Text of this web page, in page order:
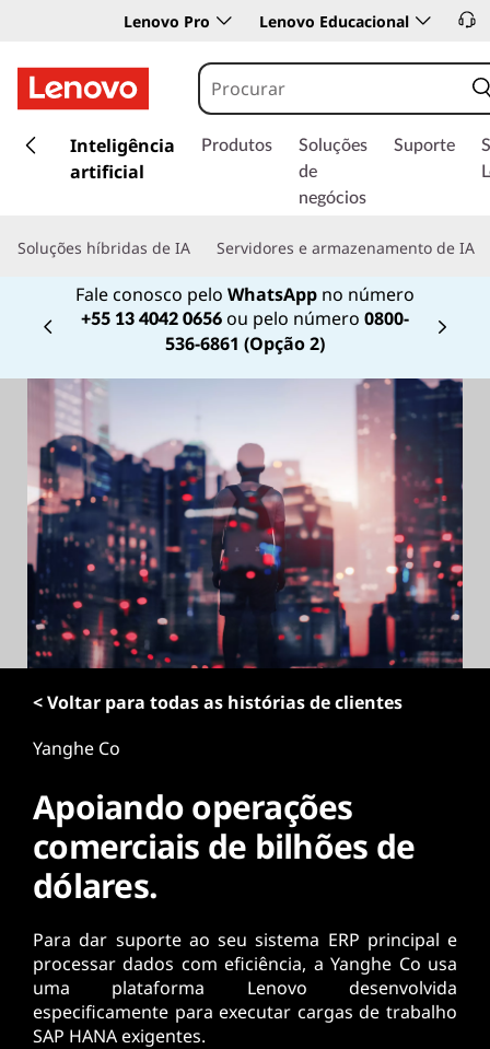
Lenovo Pro Lenovo Educacional
a
r
c
ú
n
c
Inteligência
artificial
Produtos
Soluções
de
negócios
Suporte
Soluções híbridas de IA Servidores e armazenamento de IA
Fale conosco pelo WhatsApp no número
+55 13 4042 0656 ou pelo número 0800-
536-6861 (Opção 2)Currently displaying item 2 of
< Voltar para todas as histórias de clientes
Yanghe Co
Apoiando operações
comerciais de bilhões de
dólares.
Para dar suporte ao seu sistema ERP principal e
processar dados com eficiência, a Yanghe Co usa
uma plataforma Lenovo desenvolvida
especificamente para executar cargas de trabalho
SAP HANA exigentes.